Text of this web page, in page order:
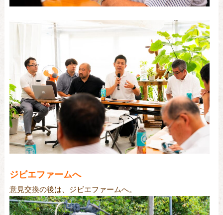
ジビエファームへ
意見交換の後は、ジビエファームへ。